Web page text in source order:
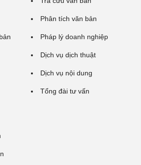
Phân tích văn bản
Pháp lý doanh nghiệp
Dịch vụ dịch thuật
Dịch vụ nội dung
Tổng đài tư vấn